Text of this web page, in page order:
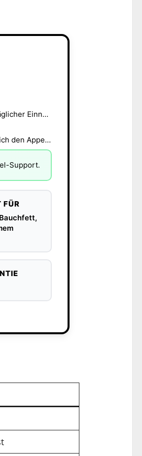
Weniger Heißhunger, stabile Energie und sichtbarer Gewichtsverlust bei täglicher Einnahme.
Ingwer und Grüntee kurbeln den Stoffwechsel an und unterdrücken natürlich den Appetit.
Support.
FÜR